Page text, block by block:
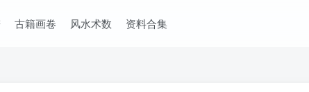
古籍画卷 风水术数 资料合集